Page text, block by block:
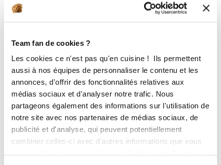
Team fan de cookies ?
Les cookies ce n'est pas qu'en cuisine ! Ils permettent
aussi à nos équipes de personnaliser le contenu et les
annonces, d'offrir des fonctionnalités relatives aux
médias sociaux et d'analyser notre trafic. Nous
partageons également des informations sur l'utilisation de
notre site avec nos partenaires de médias sociaux, de
publicité et d'analyse, qui peuvent potentiellement
combiner celles-ci avec d'autres informations que vous